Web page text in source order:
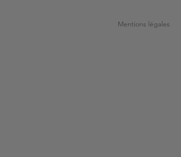
Mentions légales